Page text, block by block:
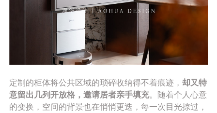
定制的柜体将公共区域的琐碎收纳得不着痕迹，却又特
意留出几列开放格，邀请居者亲手填充。随着个人心意
的变换，空间的背景也在悄悄更迭，每一次目光掠过，